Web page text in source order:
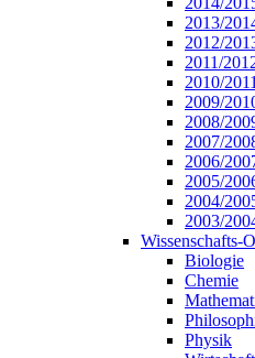
2013/
2012/
2011/
2010/
2009/
2008/
2007/
2006/
2005/
2004/
2003/
Wissenschafts-
Biologie
Chemie
Physik